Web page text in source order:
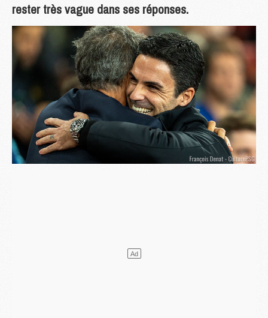
rester très vague dans ses réponses.